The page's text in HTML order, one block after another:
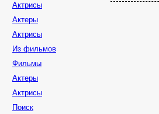
Актрисы
Актеры
Актрисы
Из фильмов
Фильмы
Актеры
Актрисы
Поиск